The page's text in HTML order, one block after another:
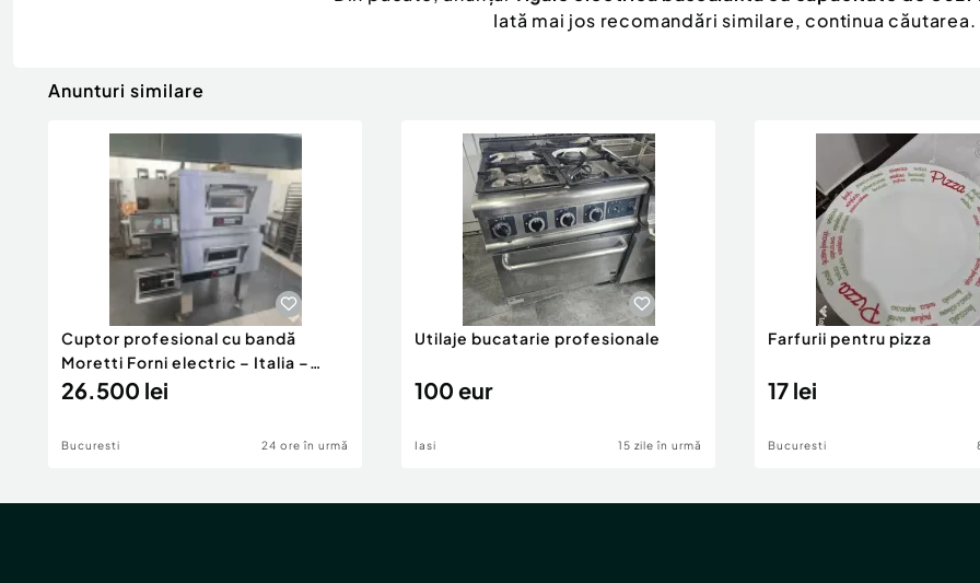
Iată mai jos recomandări similare, continua căutarea.
Anunturi similare
Cuptor profesional cu bandă
Moretti Forni electric – Italia –
Stare foarte bună
26.500 lei
Bucuresti 24 ore în urmă
Utilaje bucatarie profesionale
100 eur
Iasi 15 zile în urmă
Farfurii pentru pizza
17 lei
Bucuresti